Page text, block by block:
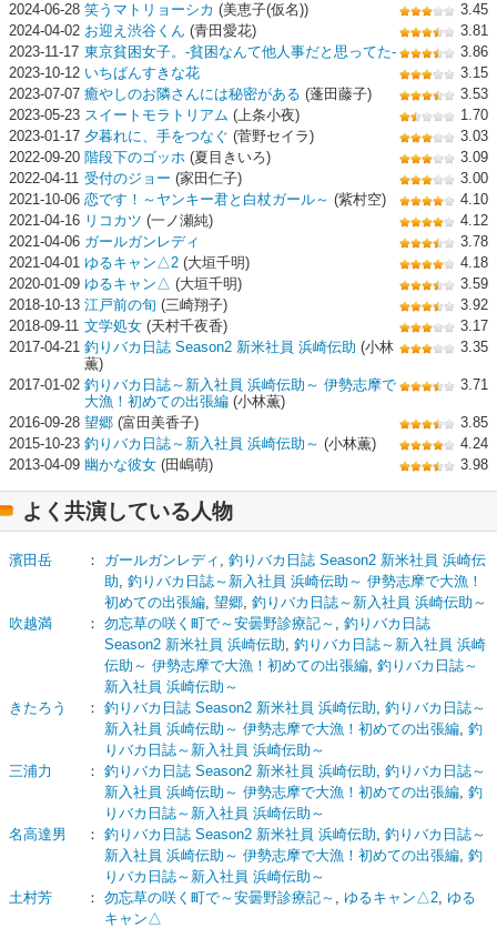
2024-06-28 笑うマトリョーシカ (美恵子(仮名))
3.45
2024-04-02 お迎え渋谷くん (青田愛花)
3.81
2023-11-17 東京貧困女子。-貧困なんて他人事だと思ってた-
3.86
2023-10-12 いちばんすきな花
3.15
2023-07-07 癒やしのお隣さんには秘密がある (蓬田藤子)
3.53
2023-05-23 スイートモラトリアム (上条小夜)
1.70
2023-01-17 夕暮れに、手をつなぐ (菅野セイラ)
3.03
2022-09-20 階段下のゴッホ (夏目きいろ)
3.09
2022-04-11 受付のジョー (家田仁子)
3.00
2021-10-06 恋です！～ヤンキー君と白杖ガール～ (紫村空)
4.10
2021-04-16 リコカツ (一ノ瀬純)
4.12
2021-04-06 ガールガンレディ
3.78
2021-04-01 ゆるキャン△2 (大垣千明)
4.18
2020-01-09 ゆるキャン△ (大垣千明)
3.59
2018-10-13 江戸前の旬 (三崎翔子)
3.92
2018-09-11 文学処女 (天村千夜香)
3.17
2017-04-21 釣りバカ日誌 Season2 新米社員 浜崎伝助 (小林
薫)
3.35
2017-01-02 釣りバカ日誌～新入社員 浜崎伝助～ 伊勢志摩で
大漁！初めての出張編 (小林薫)
3.71
2016-09-28 望郷 (富田美香子)
3.85
2015-10-23 釣りバカ日誌～新入社員 浜崎伝助～ (小林薫)
4.24
2013-04-09 幽かな彼女 (田嶋萌) 3.98
よく共演している人物
濱田岳 ： ガールガンレディ , 釣りバカ日誌 Season2 新米社員 浜崎伝
助, 釣りバカ日誌～新入社員 浜崎伝助～ 伊勢志摩で大漁！
初めての出張編, 望郷, 釣りバカ日誌～新入社員 浜崎伝助～
吹越満
： 勿忘草の咲く町で～安曇野診療記～ , 釣りバカ日誌
Season2 新米社員 浜崎伝助, 釣りバカ日誌～新入社員 浜崎
伝助～ 伊勢志摩で大漁！初めての出張編, 釣りバカ日誌～
新入社員 浜崎伝助～
きたろう
： 釣りバカ日誌 Season2 新米社員 浜崎伝助, 釣りバカ日誌～
新入社員 浜崎伝助～ 伊勢志摩で大漁！初めての出張編, 釣
りバカ日誌～新入社員 浜崎伝助～
三浦力
： 釣りバカ日誌 Season2 新米社員 浜崎伝助, 釣りバカ日誌～
新入社員 浜崎伝助～ 伊勢志摩で大漁！初めての出張編, 釣
りバカ日誌～新入社員 浜崎伝助～
名高達男
： 釣りバカ日誌 Season2 新米社員 浜崎伝助, 釣りバカ日誌～
新入社員 浜崎伝助～ 伊勢志摩で大漁！初めての出張編, 釣
りバカ日誌～新入社員 浜崎伝助～
土村芳
： 勿忘草の咲く町で～安曇野診療記～ , ゆるキャン△2, ゆる
キャン△